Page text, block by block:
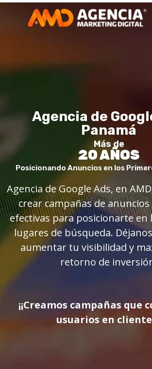
Agencia de
Panamá
Más de
20 AÑOS
Posicionando Anuncios en los
Agencia de Google Ads, en
crear campañas de
efectivas para posicionarte en
lugares de búsqueda.
aumentar tu visibilidad y
retorno de
¡¡Creamos campañas que
usuarios en